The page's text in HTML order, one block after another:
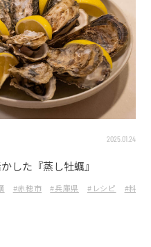
2025.01.24
した『蒸し牡蠣』
#赤穂市 #兵庫県 #レシピ #料理